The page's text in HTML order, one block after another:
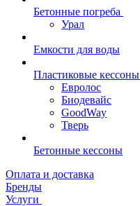
Бетонные погреба
Урал
Емкости для воды
Пластиковые кессоны
Евролос
Биодевайс
GoodWay
Тверь
Бетонные кессоны
Оплата и доставка
Бренды
Услуги